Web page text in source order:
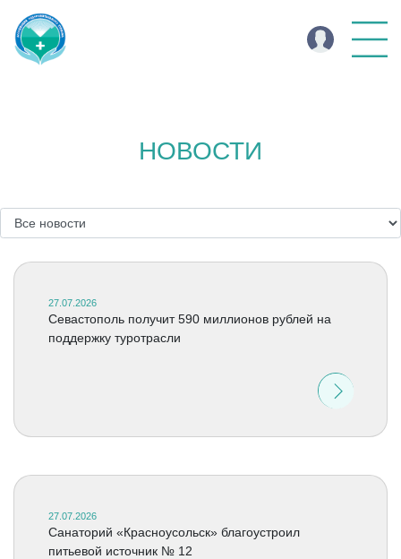
НОВОСТИ
27.07.2026
Севастополь получит 590 миллионов рублей на
поддержку туротрасли
27.07.2026
Санаторий «Красноусольск» благоустроил
питьевой источник № 12